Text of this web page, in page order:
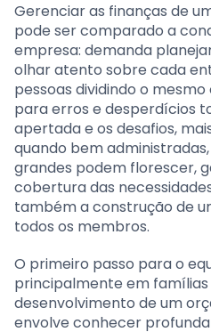
Gerenciar as finanças de
pode ser comparado a
empresa: demanda
olhar atento sobre cada
pessoas dividindo o
para erros e desperdícios
apertada e os desafios,
quando bem
grandes podem florescer,
cobertura das
também a construção de
todos os membros.
O primeiro passo para o
principalmente em famílias
desenvolvimento de um
envolve conhecer